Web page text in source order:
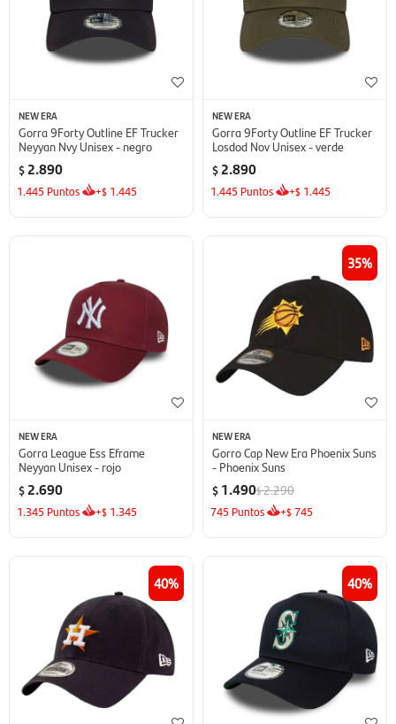
NEW ERA
Gorra 9Forty Outline EF Trucker
Neyyan Nvy Unisex - negro
$ 2.890
1.445 Puntos +$ 1.445
NEW ERA
Gorra 9Forty Outline EF Trucker
Losdod Nov Unisex - verde
$ 2.890
1.445 Puntos +$ 1.445
NEW ERA
Gorra League Ess Eframe
Neyyan Unisex - rojo
$ 2.690
1.345 Puntos +$ 1.345
35
NEW ERA
Gorro Cap New Era Phoenix Suns
- Phoenix Suns
$ 1.490$2.290
745 Puntos +$745
40 40